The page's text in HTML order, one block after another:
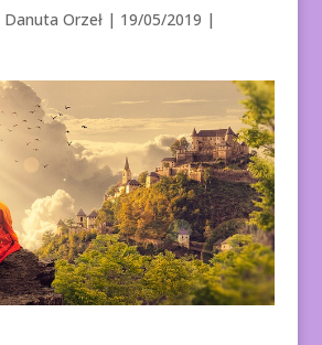
Danuta Orzeł| 19/05/2019 |